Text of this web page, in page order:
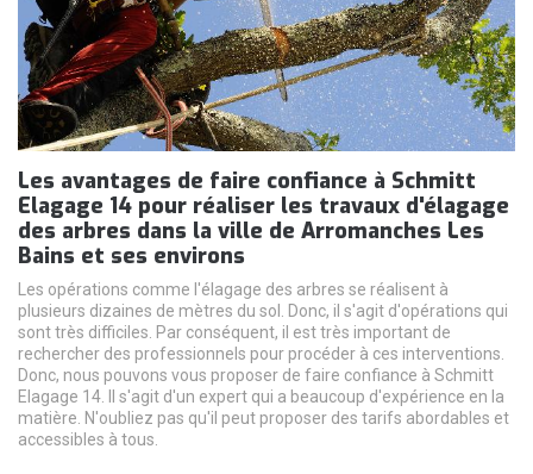
Les avantages de faire confiance à Schmitt
Elagage 14 pour réaliser les travaux d'élagage
des arbres dans la ville de Arromanches Les
Bains et ses environs
Les opérations comme l'élagage des arbres se réalisent à
plusieurs dizaines de mètres du sol. Donc, il s'agit d'opérations qui
sont très difficiles. Par conséquent, il est très important de
rechercher des professionnels pour procéder à ces interventions.
Donc, nous pouvons vous proposer de faire confiance à Schmitt
Elagage 14. Il s'agit d'un expert qui a beaucoup d'expérience en la
matière. N'oubliez pas qu'il peut proposer des tarifs abordables et
accessibles à tous.